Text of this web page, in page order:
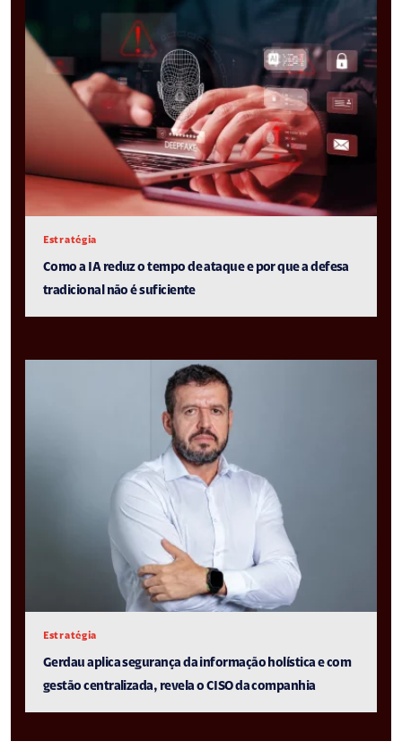
Estratégia
Como a IA reduz o tempo de ataque e por que a defesa
tradicional não é suficiente
Estratégia
Gerdau aplica segurança da informação holística e com
gestão centralizada, revela o CISO da companhia